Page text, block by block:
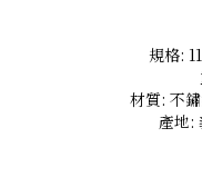
規格:
材質: 不
產地: